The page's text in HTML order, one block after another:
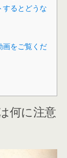
するとどうな
画をご覧くだ
何に注意